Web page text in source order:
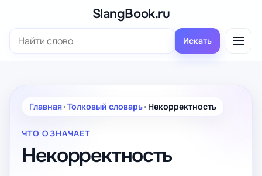
содержимому
SlangBook.ru
Поиск: Искать
Главная•Толковый словарь• Некорректность
ЧТО ОЗНАЧАЕТ
Некорректность